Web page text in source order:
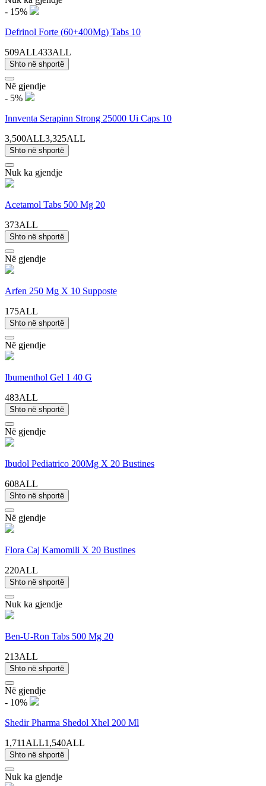
- 15%
Defrinol Forte (60+400Mg) Tabs 10
509ALL433ALL
Shto në shportë
Në gjendje
- 5%
Innventa Serapinn Strong 25000 Ui Caps 10
3,500ALL3,325ALL
Shto në shportë
Nuk ka gjendje
Acetamol Tabs 500 Mg 20
373ALL
Shto në shportë
Në gjendje
Arfen 250 Mg X 10 Supposte
175ALL
Shto në shportë
Në gjendje
Ibumenthol Gel 1 40 G
483ALL
Shto në shportë
Në gjendje
Ibudol Pediatrico 200Mg X 20 Bustines
608ALL
Shto në shportë
Në gjendje
Flora Caj Kamomili X 20 Bustines
220ALL
Shto në shportë
Nuk ka gjendje
Ben-U-Ron Tabs 500 Mg 20
213ALL
Shto në shportë
Në gjendje
- 10%
Shedir Pharma Shedol Xhel 200 Ml
1,711ALL1,540ALL
Shto në shportë
Nuk ka gjendje